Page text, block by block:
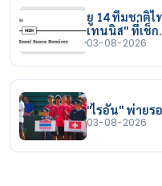
ยู 14 ทีมชาติไ
เทนนิส" ที่เช็
03-08-2026
"ไรอัน" พ่ายร
03-08-2026